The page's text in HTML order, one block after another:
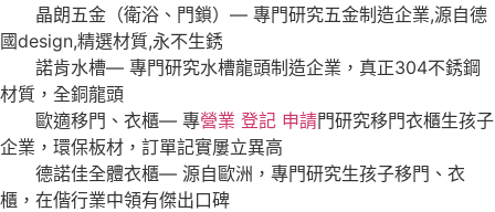
晶朗五金（衛浴、門鎖）— 專門研究五金制造企業,源自德
國design,精選材質,永不生銹
諾肯水槽— 專門研究水槽龍頭制造企業，真正304不銹鋼
材質，全銅龍頭
歐適移門、衣櫃— 專營業 登記 申請門研究移門衣櫃生孩子
企業，環保板材，訂單記實屢立異高
德諾佳全體衣櫃— 源自歐洲，專門研究生孩子移門、衣
櫃，在偕行業中領有傑出口碑